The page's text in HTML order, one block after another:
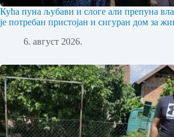
Кућа пуна љубави и слоге али препуна
је потребан пристојан и сигуран дом за
6. август 2026.